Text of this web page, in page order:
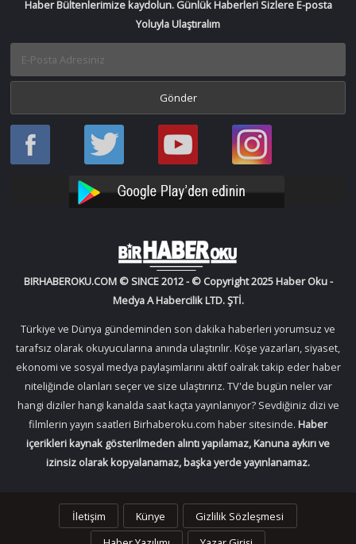
Haber Bültenlerimize kaydolun. Günlük Haberleri Sizlere E-posta
Yoluyla Ulaştıralım
Haber
Oku
Haber
Oku
Bir
Haber
YouTube
Bir
Haber
Instagram
BIRHABEROKU.COM © SINCE 2012 - © Copyright 2025 Haber Oku -
Medya A Habercilik LTD. ŞTİ.
Türkiye ve Dünya gündeminden son dakika haberleri yorumsuz ve
tarafsız olarak okuyucularına anında ulaştırılır. Köşe yazarları, siyaset,
ekonomi ve sosyal medya paylaşımlarını aktif oalrak takip eder haber
niteliğinde olanları seçer ve size ulaştırırız. TV'de bugün neler var
hangi diziler hangi kanalda saat kaçta yayınlanıyor? Sevdiğiniz dizi ve
filmlerin yayın saatleri Birhaberoku.com haber sitesinde. Haber
içerikleri kaynak gösterilmeden alıntı yapılamaz, Kanuna aykırı ve
izinsiz olarak kopyalanamaz, başka yerde yayınlanamaz.
İletişim Künye
Gizlilik Sözleşmesi